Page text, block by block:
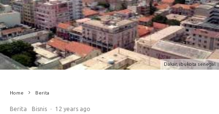
Dakar, ibukota senegal
Home Berita
Berita Bisnis · 12 years ago